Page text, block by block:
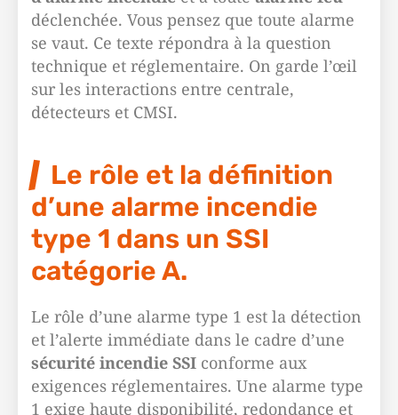
déclenchée. Vous pensez que toute alarme
se vaut. Ce texte répondra à la question
technique et réglementaire. On garde l’œil
sur les interactions entre centrale,
détecteurs et CMSI.
Le rôle et la définition
d’une alarme incendie
type 1 dans un SSI
catégorie A.
Le rôle d’une alarme type 1 est la détection
et l’alerte immédiate dans le cadre d’une
sécurité incendie SSI conforme aux
exigences réglementaires. Une alarme type
1 exige haute disponibilité, redondance et